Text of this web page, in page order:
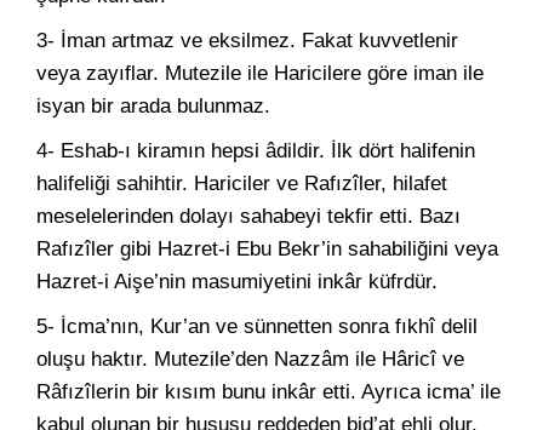
3- İman artmaz ve eksilmez. Fakat kuvvetlenir
veya zayıflar. Mutezile ile Haricilere göre iman ile
isyan bir arada bulunmaz.
4- Eshab-ı kiramın hepsi âdildir. İlk dört halifenin
halifeliği sahihtir. Hariciler ve Rafızîler, hilafet
meselelerinden dolayı sahabeyi tekfir etti. Bazı
Rafızîler gibi Hazret-i Ebu Bekr’in sahabiliğini veya
Hazret-i Aişe’nin masumiyetini inkâr küfrdür.
5- İcma’nın, Kur’an ve sünnetten sonra fıkhî delil
oluşu haktır. Mutezile’den Nazzâm ile Hâricî ve
Râfızîlerin bir kısım bunu inkâr etti. Ayrıca icma’ ile
kabul olunan bir hususu reddeden bid’at ehli olur.